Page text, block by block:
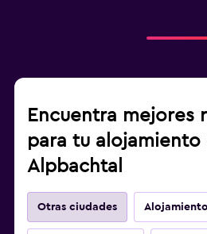
Encuentra mejores
para tu alojamiento
Alpbachtal
Otras ciudades